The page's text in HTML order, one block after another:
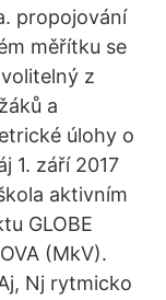
propojování
měřítku se
z
a
úlohy o
1. září 2017
aktivním
GLOBE
(MkV).
Nj rytmicko